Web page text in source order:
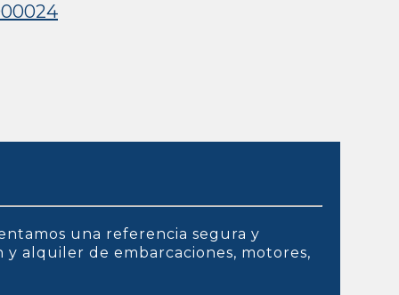
una referencia segura y
y alquiler de embarcaciones, motores,